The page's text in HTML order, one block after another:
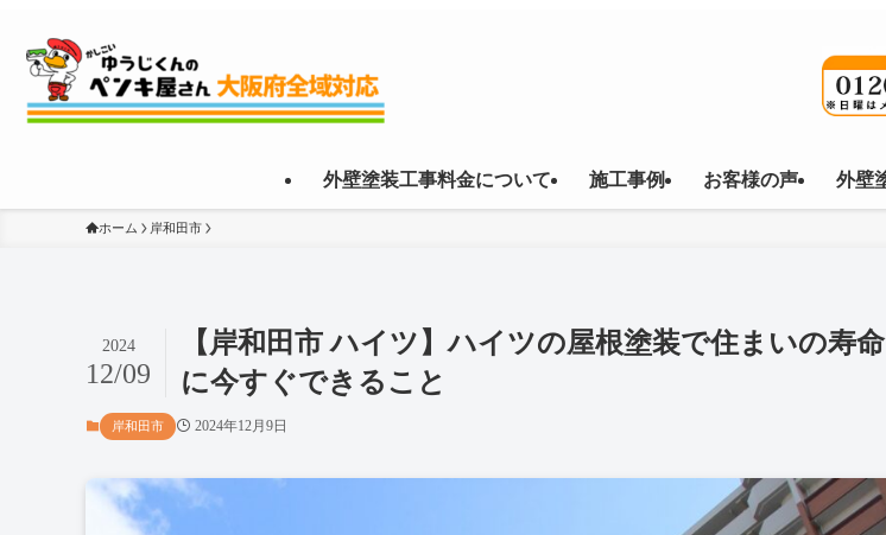
外壁塗装工事料金について 施工事例 お客様の声 外壁
ホーム 岸和田市
【岸和田市 ハイツ】ハイツの屋根塗装で住まいの寿
に今すぐできること
2024
12/09
岸和田市 2024年12月9日